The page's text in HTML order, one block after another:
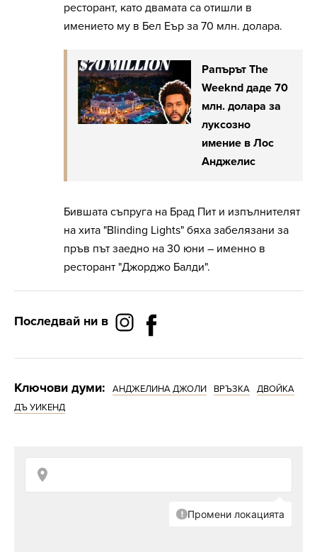
ресторант, като двамата са отишли в
имението му в Бел Еър за 70 млн. долара.
Рапърът The
Weeknd даде 70
млн. долара за
луксозно
имение в Лос
Анджелис
Бившата съпруга на Брад Пит и изпълнителят
на хита "Blinding Lights" бяха забелязани за
пръв път заедно на 30 юни – именно в
ресторант "Джорджо Балди".
Последвай ни в
Ключови думи: АНДЖЕЛИНА ДЖОЛИ ВРЪЗКА
ДВОЙКА
ДЪ УИКЕНД